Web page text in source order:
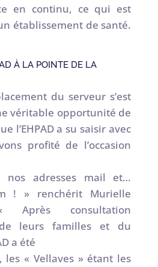
en continu, ce qui est
établissement de santé.
À LA POINTE DE LA
du serveur s’est
véritable opportunité de
l’EHPAD a su saisir avec
profité de l’occasion
nos adresses mail et…
! » renchérit Murielle
Après consultation
leurs familles et du
a été
les « Vellaves » étant les